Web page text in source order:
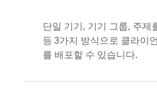
단일 기기, 기기 그룹, 주제
등 3가지 방식으로 클라이
를 배포할 수 있습니다.